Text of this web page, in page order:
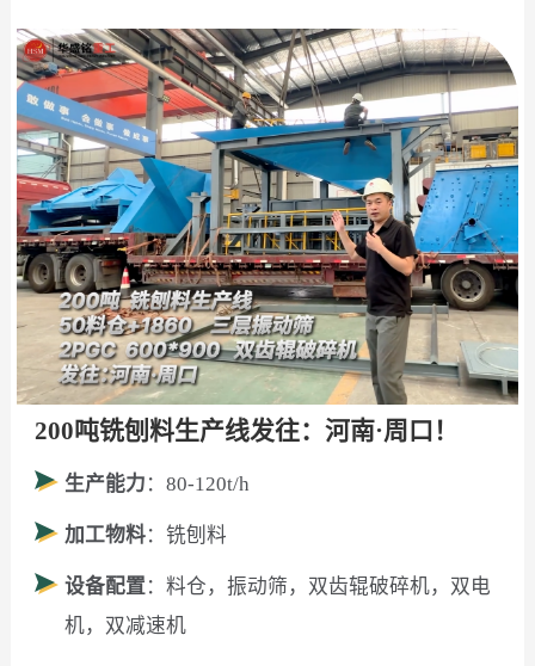
200吨铣刨料生产线发往：河南·周口！
生产能力 ：80-120t/h
加工物料：铣刨料
设备配置：料仓，振动筛，双齿辊破碎机，双电
机，双减速机